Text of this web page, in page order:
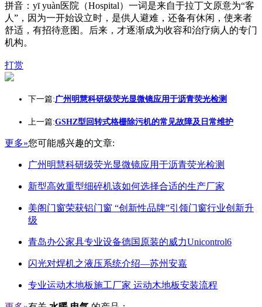
拼音：yī yuàn医院（Hospital）一词是来自于拉丁文原意为“客
人”，因为一开始设立时，是供人避难，还备有休闲，使来者
舒适，有招待意图。后来，才逐渐成为收容和治疗病人的专门
机构。
打赏
下一篇:广州明慧科研级荧光显微镜应用于沥青荧光检测
上一篇:GSHZ型回转式格栅除污机的常见故障及日常维护
更多»您可能感兴趣的文章:
广州明慧科研级荧光显微镜应用于沥青荧光检测
新型高效重型细碎机该如何选择合适的生产厂家
美阁门窗荣获铝门窗 “创新性品牌”引领门窗行业创新升
级
青岛办公家具专业设备德国原装的威力Unicontrol6
闪光对焊机之液压系统介绍—苏州安嘉
专业运动木地板施工厂家 运动木地板安装流程